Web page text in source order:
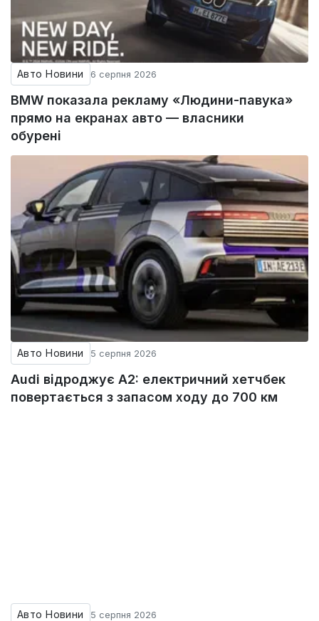
Авто Новини 6 серпня 2026
BMW показала рекламу «Людини-павука»
прямо на екранах авто — власники
обурені
Авто Новини 5 серпня 2026
Audi відроджує A2: електричний хетчбек
повертається з запасом ходу до 700 км
Авто Новини 5 серпня 2026